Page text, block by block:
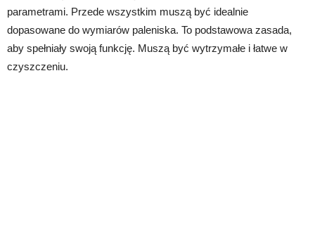
parametrami. Przede wszystkim muszą być idealnie
dopasowane do wymiarów paleniska. To podstawowa zasada,
aby spełniały swoją funkcję. Muszą być wytrzymałe i łatwe w
czyszczeniu.